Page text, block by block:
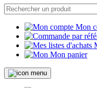
Mon
Mon panier